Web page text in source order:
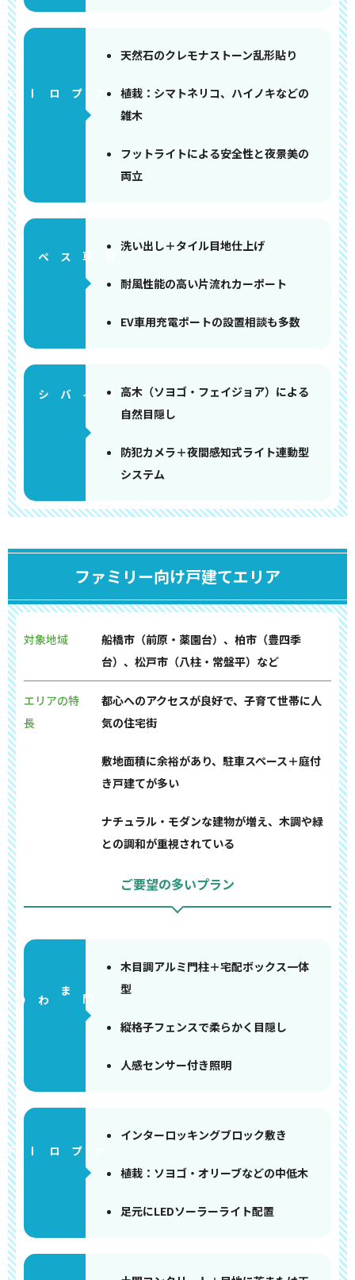
アプローチ
天然石のクレモナストーン乱形貼り
植栽：シマトネリコ、ハイノキなどの
雑木
フットライトによる安全性と夜景美の
両立
洗い出し＋タイル目地仕上げ
耐風性能の高い片流れカーポート
EV車用充電ポートの設置相談も多数
高木（ソヨゴ・フェイジョア）による
自然目隠し
防犯カメラ＋夜間感知式ライト連動型
システム
ファミリー向け戸建てエリア
対象地域
船橋市（前原・薬園台）、柏市（豊四季
台）、松戸市（八柱・常盤平）など
エリアの特
長
都心へのアクセスが良好で、子育て世帯に人
気の住宅街
敷地面積に余裕があり、駐車スペース＋庭付
き戸建てが多い
ナチュラル・モダンな建物が増え、木調や緑
との調和が重視されている
ご要望の多いプラン
門まわり
木目調アルミ門柱＋宅配ボックス一体
型
縦格子フェンスで柔らかく目隠し
人感センサー付き照明
アプローチ
インターロッキングブロック敷き
植栽：ソヨゴ・オリーブなどの中低木
足元にLEDソーラーライト配置